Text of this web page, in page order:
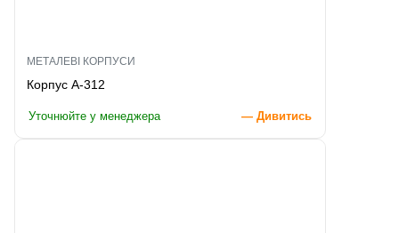
МЕТАЛЕВІ КОРПУСИ
Корпус A-312
Уточнюйте у менеджера — Дивитись